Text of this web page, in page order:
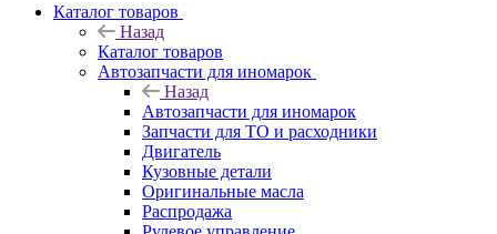
Каталог товаров
Назад
Каталог товаров
Автозапчасти для иномарок
Назад
Автозапчасти для иномарок
Запчасти для ТО и расходники
Двигатель
Кузовные детали
Оригинальные масла
Распродажа